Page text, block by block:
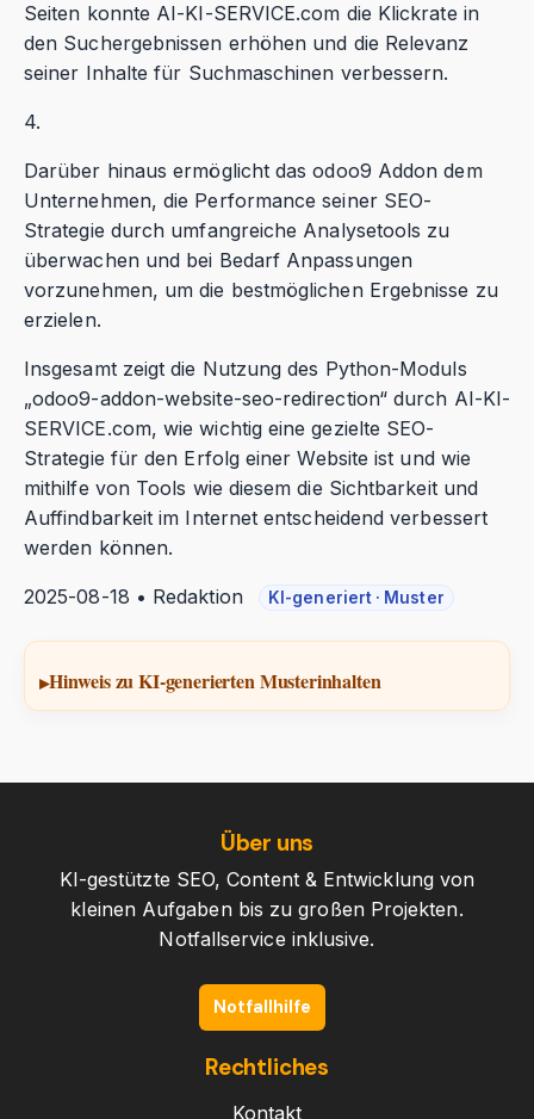
Seiten konnte AI-KI-SERVICE.com die Klickrate in
den Suchergebnissen erhöhen und die Relevanz
seiner Inhalte für Suchmaschinen verbessern.
4.
Darüber hinaus ermöglicht das odoo9 Addon dem
Unternehmen, die Performance seiner SEO-
Strategie durch umfangreiche Analysetools zu
überwachen und bei Bedarf Anpassungen
vorzunehmen, um die bestmöglichen Ergebnisse zu
erzielen.
Insgesamt zeigt die Nutzung des Python-Moduls
„odoo9-addon-website-seo-redirection“ durch AI-KI-
SERVICE.com, wie wichtig eine gezielte SEO-
Strategie für den Erfolg einer Website ist und wie
mithilfe von Tools wie diesem die Sichtbarkeit und
Auffindbarkeit im Internet entscheidend verbessert
werden können.
2025-08-18 • Redaktion KI-generiert · Muster
Hinweis zu KI-generierten Musterinhalten
Über uns
KI-gestützte SEO, Content & Entwicklung von
kleinen Aufgaben bis zu großen Projekten.
Notfallservice inklusive.
Notfallhilfe
Rechtliches
Kontakt